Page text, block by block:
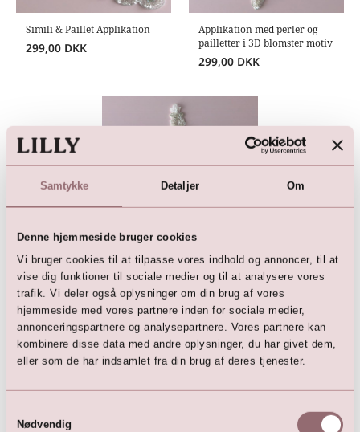
Samtykke Detaljer Om
Denne hjemmeside bruger cookies
Vi bruger cookies til at tilpasse vores indhold og annoncer, til at
vise dig funktioner til sociale medier og til at analysere vores
trafik. Vi deler også oplysninger om din brug af vores
hjemmeside med vores partnere inden for sociale medier,
annonceringspartnere og analysepartnere. Vores partnere kan
kombinere disse data med andre oplysninger, du har givet dem,
eller som de har indsamlet fra din brug af deres tjenester.
Nødvendig
Simili & Paillet Applikation
299,00 DKK
Applikation med perler og
pailletter i 3D blomster motiv
299,00 DKK
Perlebroderet motiv
289,00 DKK